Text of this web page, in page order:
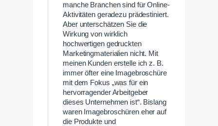
manche Branchen sind für Online-
Aktivitäten geradezu prädestiniert.
Aber unterschätzen Sie die
Wirkung von wirklich
hochwertigen gedruckten
Marketingmaterialien nicht. Mit
meinen Kunden erstelle ich z. B.
immer öfter eine Imagebroschüre
mit dem Fokus „was für ein
hervorragender Arbeitgeber
dieses Unternehmen ist“. Bislang
waren Imagebroschüren eher auf
die Produkte und